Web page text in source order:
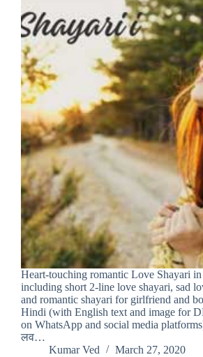
Heart-touching romantic Love Shayari
including short 2-line love shayari, sad
and romantic shayari for girlfriend and
Hindi (with English text and image for
on WhatsApp and social media
लव…
Kumar Ved
March 27, 2020